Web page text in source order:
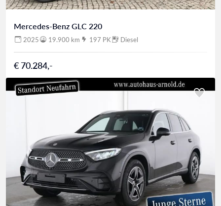
Mercedes-Benz GLC 220
2025 19.900 km 197 PK Diesel
€ 70.284,-